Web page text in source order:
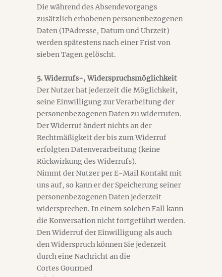
Die während des Absendevorgangs
zusätzlich erhobenen personenbezogenen
Daten (IPAdresse, Datum und Uhrzeit)
werden spätestens nach einer Frist von
sieben Tagen gelöscht.
5. Widerrufs-, Widerspruchsmöglichkeit
Der Nutzer hat jederzeit die Möglichkeit,
seine Einwilligung zur Verarbeitung der
personenbezogenen Daten zu widerrufen.
Der Widerruf ändert nichts an der
Rechtmäßigkeit der bis zum Widerruf
erfolgten Datenverarbeitung (keine
Rückwirkung des Widerrufs).
Nimmt der Nutzer per E-Mail Kontakt mit
uns auf, so kann er der Speicherung seiner
personenbezogenen Daten jederzeit
widersprechen. In einem solchen Fall kann
die Konversation nicht fortgeführt werden.
Den Widerruf der Einwilligung als auch
den Widerspruch können Sie jederzeit
durch eine Nachricht an die
Cortes Gourmed